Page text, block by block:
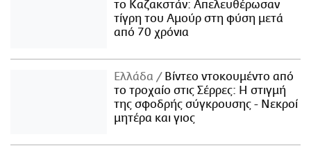
το Καζακστάν: Απελευθέρωσαν
τίγρη του Αμούρ στη φύση μετά
από 70 χρόνια
Ελλάδα
Βίντεο ντοκουμέντο από
το τροχαίο στις Σέρρες: Η στιγμή
της σφοδρής σύγκρουσης - Νεκροί
μητέρα και γιος